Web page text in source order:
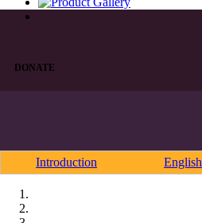
DONATE
Introduction English